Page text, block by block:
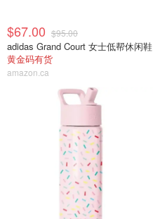
$67.00 $95.00
adidas Grand Court 女士低帮休闲鞋
黄金码有货
amazon.ca